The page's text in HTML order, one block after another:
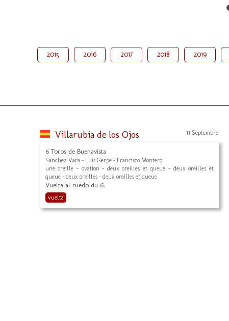
2015 2016 2017 2018 2019
Villarubia de los Ojos 11 Septembre
6 Toros de Buenavista
Sánchez Vara - Luis Gerpe - Francisco Montero
une oreille - ovation - deux oreilles et queue - deux oreilles et
queue - deux oreilles - deux oreilles et queue
Vuelta al ruedo du 6.
vuelta